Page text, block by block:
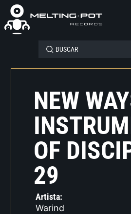
NEW
OF
29
Artista:
Warind